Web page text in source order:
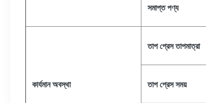
সমাপ্ত পণ্য
কার্যমান অবস্থা
তাপ প্রেস তাপমাত্রা
তাপ প্রেস সময়